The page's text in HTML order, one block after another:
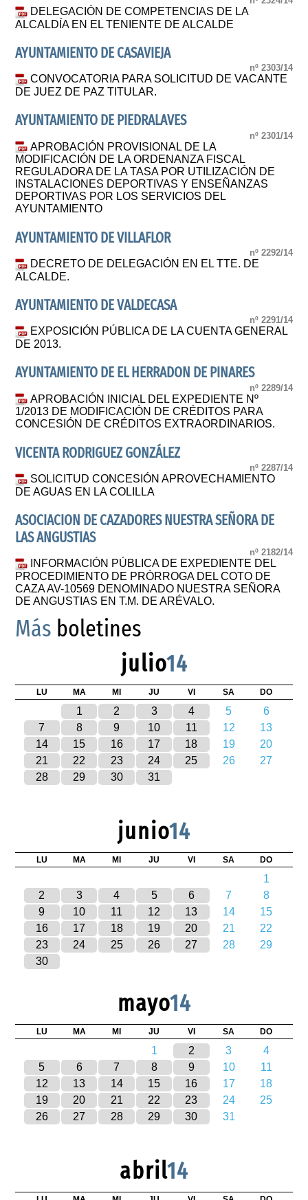
DELEGACIÓN DE COMPETENCIAS DE LA
ALCALDÍA EN EL TENIENTE DE ALCALDE
AYUNTAMIENTO DE CASAVIEJA
nº 2303/14
CONVOCATORIA PARA SOLICITUD DE VACANTE
DE JUEZ DE PAZ TITULAR.
AYUNTAMIENTO DE PIEDRALAVES
nº 2301/14
APROBACIÓN PROVISIONAL DE LA
MODIFICACIÓN DE LA ORDENANZA FISCAL
REGULADORA DE LA TASA POR UTILIZACIÓN DE
INSTALACIONES DEPORTIVAS Y ENSEÑANZAS
DEPORTIVAS POR LOS SERVICIOS DEL
AYUNTAMIENTO
AYUNTAMIENTO DE VILLAFLOR
nº 2292/14
DECRETO DE DELEGACIÓN EN EL TTE. DE
ALCALDE.
AYUNTAMIENTO DE VALDECASA
nº 2291/14
EXPOSICIÓN PÚBLICA DE LA CUENTA GENERAL
DE 2013.
AYUNTAMIENTO DE EL HERRADON DE PINARES
nº 2289/14
APROBACIÓN INICIAL DEL EXPEDIENTE Nº
1/2013 DE MODIFICACIÓN DE CRÉDITOS PARA
CONCESIÓN DE CRÉDITOS EXTRAORDINARIOS.
VICENTA RODRIGUEZ GONZÁLEZ
nº 2287/14
SOLICITUD CONCESIÓN APROVECHAMIENTO
DE AGUAS EN LA COLILLA
ASOCIACION DE CAZADORES NUESTRA SEÑORA DE
LAS ANGUSTIAS
nº 2182/14
INFORMACIÓN PÚBLICA DE EXPEDIENTE DEL
PROCEDIMIENTO DE PRÓRROGA DEL COTO DE
CAZA AV-10569 DENOMINADO NUESTRA SEÑORA
DE ANGUSTIAS EN T.M. DE ARÉVALO.
Más boletines
julio14
LU MA MI JU VI SA DO
1 2 3 4 5
6
7
8 9 10 11 12
13
14
15 16 17 18 19
20
21
22 23 24 25 26
27
28
29 30 31
junio14
LU MA MI JU VI SA DO
1
2
3 4 5 6 7
8
9
10 11 12 13 14
15
16
17 18 19 20 21
22
23
24 25 26 27 28
29
30
mayo14
LU MA MI JU VI SA DO
1 2 3
4
5
6 7 8 9 10
11
12
13 14 15 16 17
18
19
20 21 22 23 24
25
26
27 28 29 30 31
abril14